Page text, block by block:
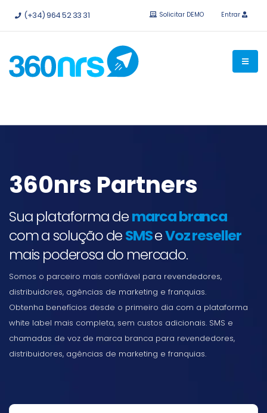
Experimentegrátis sem compromisso.APIs e integrações
(+34) 964 52 33 31 Solicitar DEMO Entrar
360nrs Partners
Sua plataforma demarca branca
com a solução deSMSeVoz reseller
mais poderosa do mercado.
Somos o parceiro mais confiável para revendedores,
distribuidores, agências de marketing e franquias.
Obtenha benefícios desde o primeiro dia com a plataforma
white label mais completa, sem custos adicionais. SMS e
chamadas de voz de marca branca para revendedores,
distribuidores, agências de marketing e franquias.